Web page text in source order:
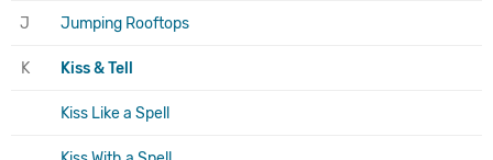
J Jumping Rooftops
K Kiss & Tell
Kiss Like a Spell